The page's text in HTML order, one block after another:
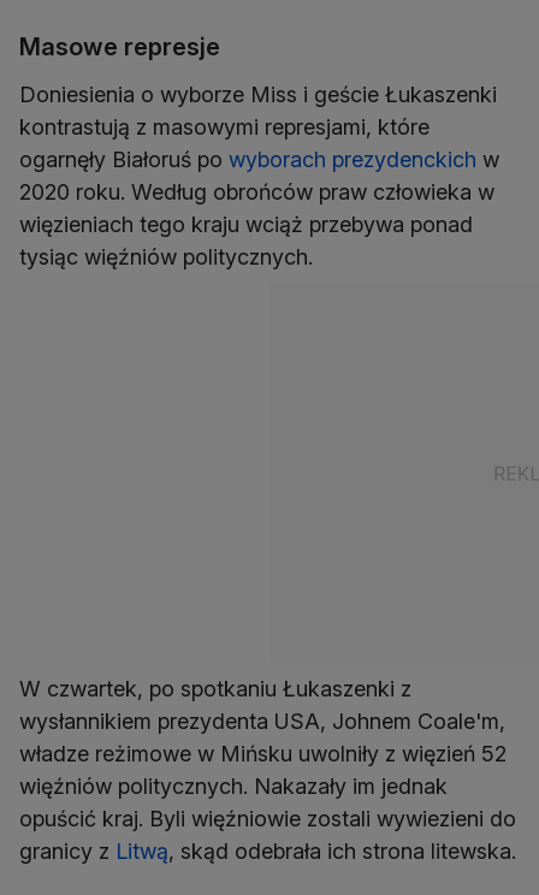
Masowe represje
Doniesienia o wyborze Miss i geście Łukaszenki
kontrastują z masowymi represjami, które
ogarnęły Białoruś po wyborach prezydenckich w
2020 roku. Według obrońców praw człowieka w
więzieniach tego kraju wciąż przebywa ponad
tysiąc więźniów politycznych.
W czwartek, po spotkaniu Łukaszenki z
wysłannikiem prezydenta USA, Johnem Coale'm,
władze reżimowe w Mińsku uwolniły z więzień 52
więźniów politycznych. Nakazały im jednak
opuścić kraj. Byli więźniowie zostali wywiezieni do
granicy z Litwą, skąd odebrała ich strona litewska.